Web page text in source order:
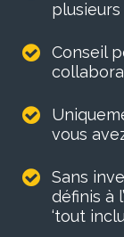
Conseil
vous
Sans
définis à
‘tout